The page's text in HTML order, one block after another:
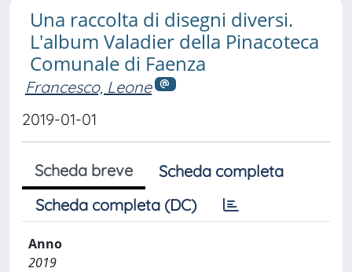
Una raccolta di disegni diversi.
L'album Valadier della Pinacoteca
Comunale di Faenza
Francesco, Leone
2019-01-01
Scheda breve
Scheda completa
Scheda completa (DC)
Anno
2019